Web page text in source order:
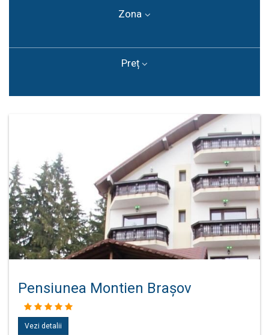
Zona
Preț
Pensiunea Montien Brașov
Vezi detalii